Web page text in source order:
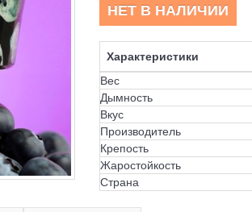
НЕТ В НАЛИЧИИ
Характеристики
Вес
Дымность
Вкус
Производитель
Крепость
Жаростойкость
Страна